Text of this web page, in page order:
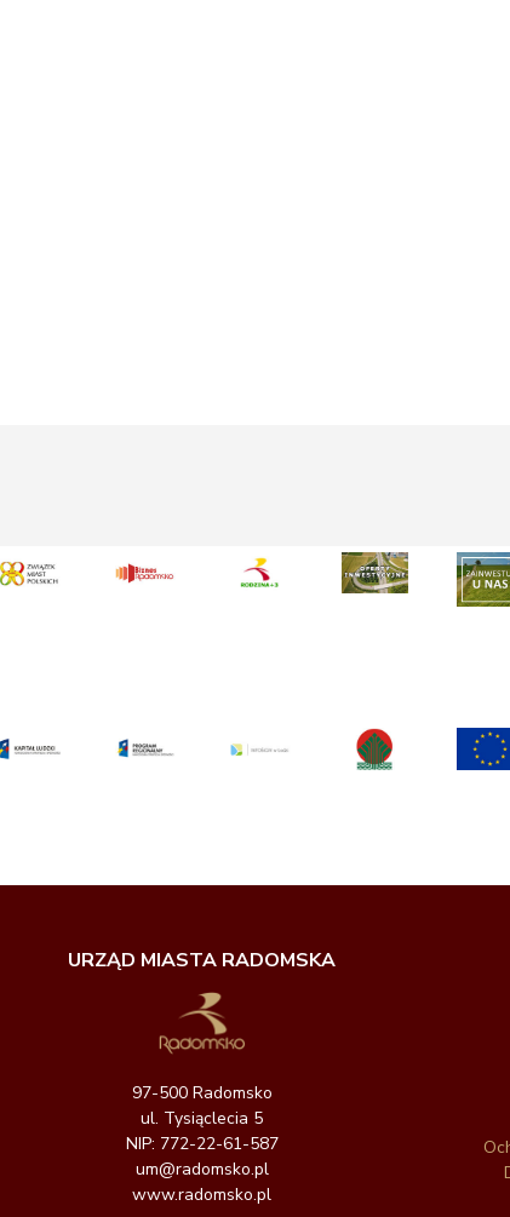
URZĄD MIASTA RADOMSKA
97-500 Radomsko
ul. Tysiąclecia 5
NIP: 772-22-61-587
um@radomsko.pl
www.radomsko.pl